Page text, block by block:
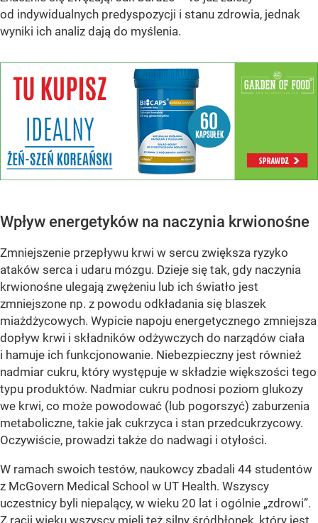
od indywidualnych predyspozycji i stanu zdrowia, jednak
wyniki ich analiz dają do myślenia.
Wpływ energetyków na naczynia krwionośne
Zmniejszenie przepływu krwi w sercu zwiększa ryzyko
ataków serca i udaru mózgu. Dzieje się tak, gdy naczynia
krwionośne ulegają zwężeniu lub ich światło jest
zmniejszone np. z powodu odkładania się blaszek
miażdżycowych. Wypicie napoju energetycznego zmniejsza
dopływ krwi i składników odżywczych do narządów ciała
i hamuje ich funkcjonowanie. Niebezpieczny jest również
nadmiar cukru, który występuje w składzie większości tego
typu produktów. Nadmiar cukru podnosi poziom glukozy
we krwi, co może powodować (lub pogorszyć) zaburzenia
metaboliczne, takie jak cukrzyca i stan przedcukrzycowy.
Oczywiście, prowadzi także do nadwagi i otyłości.
W ramach swoich testów, naukowcy zbadali 44 studentów
z McGovern Medical School w UT Health. Wszyscy
uczestnicy byli niepalący, w wieku 20 lat i ogólnie „zdrowi”.